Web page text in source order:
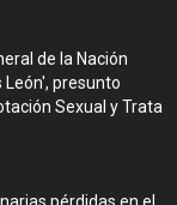
de la Nación
presunto
Sexual y Trata